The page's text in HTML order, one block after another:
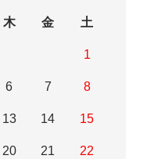
木 金 土
1
6 7 8
13 14 15
20 21 22